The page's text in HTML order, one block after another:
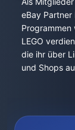
eBay
Programmen
LEGO
die ihr über
und Shops